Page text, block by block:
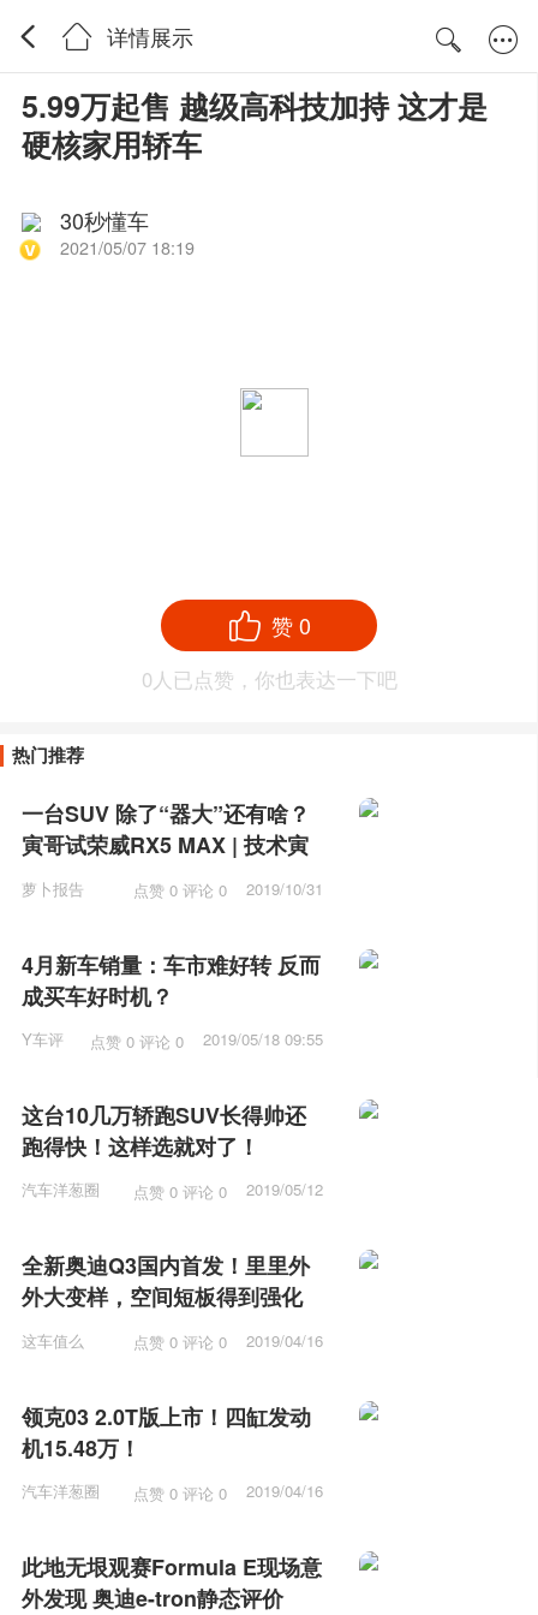
详情展示
5.99万起售 越级高科技加持 这才是
硬核家用轿车
30秒懂车
2021/05/07 18:19
赞0
0人已点赞，你也表达一下吧
热门推荐
一台SUV 除了“器大”还有啥？
寅哥试荣威RX5 MAX | 技术寅
萝卜报告 点赞 0 评论 0
2019/10/31
4月新车销量：车市难好转 反而
成买车好时机？
Y车评 点赞 0 评论 0 2019/05/18 09:55
这台10几万轿跑SUV长得帅还
跑得快！这样选就对了！
汽车洋葱圈 点赞 0 评论 0
2019/05/12
全新奥迪Q3国内首发！里里外
外大变样，空间短板得到强化
这车值么 点赞 0 评论 0
2019/04/16
领克03 2.0T版上市！四缸发动
机15.48万！
汽车洋葱圈 点赞 0 评论 0
2019/04/16
此地无垠观赛Formula E现场意
外发现 奥迪e-tron静态评价